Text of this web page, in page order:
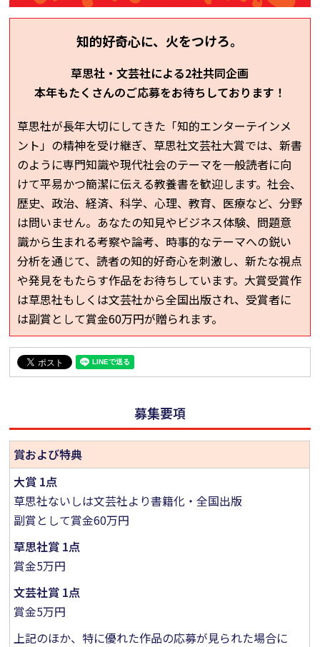
知的好奇心に、火をつけろ。
草思社・文芸社による2社共同企画
本年もたくさんのご応募をお待ちしております！
草思社が長年大切にしてきた「知的エンターテインメ
ント」の精神を受け継ぎ、草思社文芸社大賞では、新書
のように専門知識や現代社会のテーマを一般読者に向
けて平易かつ簡潔に伝える教養書を歓迎します。社会、
歴史、政治、経済、科学、心理、教育、医療など、分野
は問いません。あなたの知見やビジネス体験、問題意
識から生まれる考察や論考、時事的なテーマへの鋭い
分析を通じて、読者の知的好奇心を刺激し、新たな視点
や発見をもたらす作品をお待ちしています。大賞受賞作
は草思社もしくは文芸社から全国出版され、受賞者に
は副賞として賞金60万円が贈られます。
募集要項
賞および特典
大賞 1点
草思社ないしは文芸社より書籍化・全国出版
副賞として賞金60万円
草思社賞 1点
賞金5万円
文芸社賞 1点
賞金5万円
上記のほか、特に優れた作品の応募が見られた場合に